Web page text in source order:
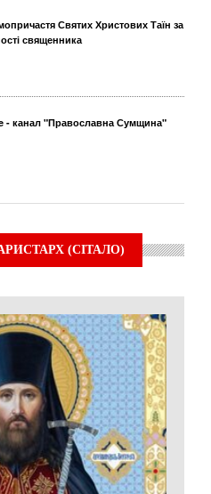
Святих Христових Таїн за
священника
- канал "Православна Сумщина"
(СІТАЛО)